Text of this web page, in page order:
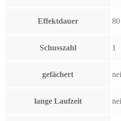
Effektdauer 80
Schusszahl 1
gefächert
lange Laufzeit